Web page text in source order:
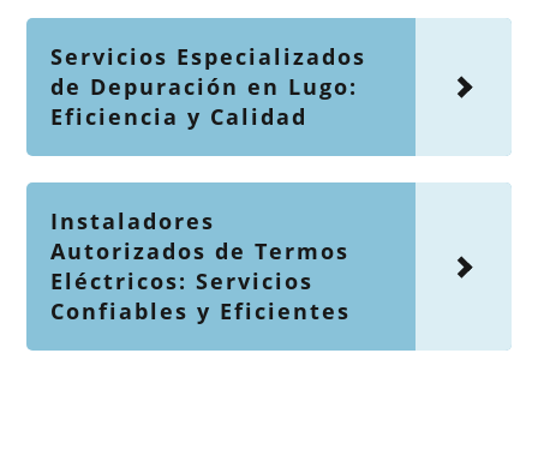
Servicios Especializados
de Depuración en Lugo:
Eficiencia y Calidad
Instaladores
Autorizados de Termos
Eléctricos: Servicios
Confiables y Eficientes